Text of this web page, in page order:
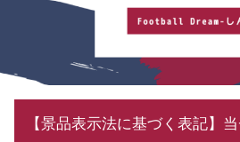
【景品表示法に基づく表記】